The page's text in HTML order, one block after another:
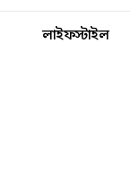
লাইফস্টাইল